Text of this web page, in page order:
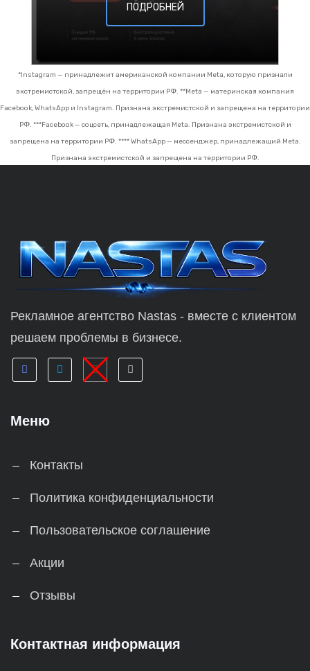
ПОДРОБНЕЙ
*Instagram — принадлежит американской компании Meta, которую признали
экстремистской, запрещён на территории РФ. **Meta — материнская компания
Facebook, WhatsApp и Instagram. Признана экстремистской и запрещена на территории
РФ. ***Facebook — соцсеть, принадлежащая Meta. Признана экстремистской и
запрещена на территории РФ. **** WhatsApp — мессенджер, принадлежащий Meta.
Признана экстремистской и запрещена на территории РФ.
Рекламное агентство Nastas - вместе с клиентом
решаем проблемы в бизнесе.
Меню
Контакты
Политика конфиденциальности
Пользовательское соглашение
Акции
Отзывы
Контактная информация